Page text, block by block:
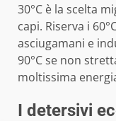
30°C è la scelta
capi. Riserva i
asciugamani e
90°C se non
moltissima
I detersivi